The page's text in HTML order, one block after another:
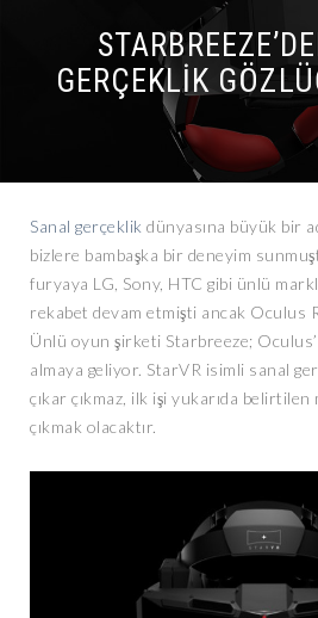
GERÇEKLIK
Sanal gerçeklik dünyasına büyük bir
bizlere bambaşka bir deneyim
furyaya LG, Sony, HTC gibi ünlü
rekabet devam etmişti ancak Oculus
Ünlü oyun şirketi Starbreeze;
almaya geliyor. StarVR isimli sanal
çıkar çıkmaz, ilk işi yukarıda
çıkmak olacaktır.